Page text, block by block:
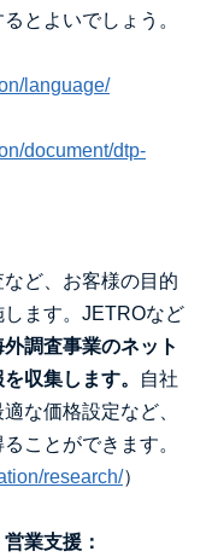
とよいでしょう。
language/
document/dtp-
ど、お客様の目的
ます。JETROなど
外調査事業のネット
収集します。
自社
な価格設定など、
ことができます。
research/）
業支援：